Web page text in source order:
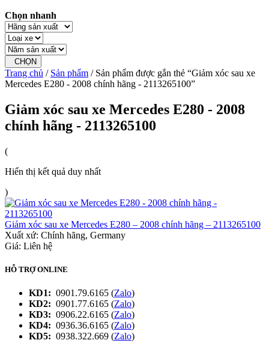
Chọn nhanh
CHỌN
Trang chủ / Sản phẩm / Sản phẩm được gắn thẻ “Giảm xóc sau xe
Mercedes E280 - 2008 chính hãng - 2113265100”
Giảm xóc sau xe Mercedes E280 - 2008
chính hãng - 2113265100
(
Hiển thị kết quả duy nhất
)
Giảm xóc sau xe Mercedes E280 – 2008 chính hãng – 2113265100
Xuất xứ: Chính hãng, Germany
Giá: Liên hệ
HỖ TRỢ ONLINE
KD1: 0901.79.6165 (Zalo)
KD2: 0901.77.6165 (Zalo)
KD3: 0906.22.6165 (Zalo)
KD4: 0936.36.6165 (Zalo)
KD5: 0938.322.669 (Zalo)